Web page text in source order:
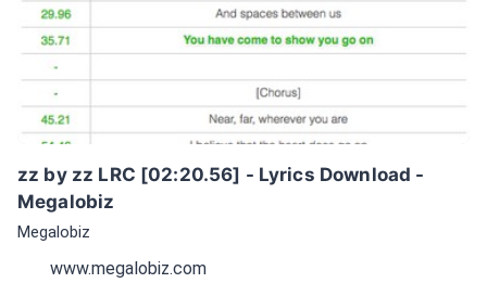
zz by zz LRC [02:20.56] - Lyrics Download -
Megalobiz
Megalobiz
www.megalobiz.com